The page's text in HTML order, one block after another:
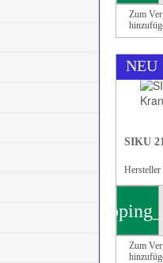
Zum
NEU
SIKU
Zum